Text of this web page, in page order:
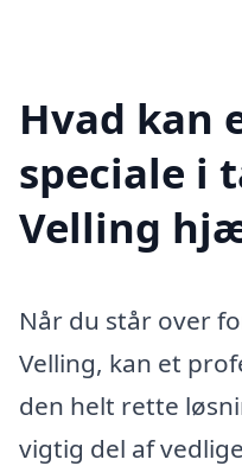
Hvad kan
speciale i
Velling
Når du står over
Velling, kan et
den helt rette
vigtig del af